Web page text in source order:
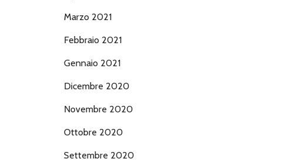
Marzo 2021
Febbraio 2021
Gennaio 2021
Dicembre 2020
Novembre 2020
Ottobre 2020
Settembre 2020